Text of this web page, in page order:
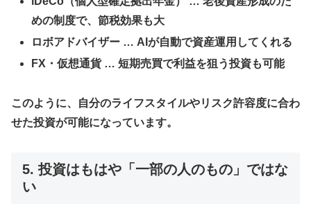
めの制度で、節税効果も大
ロボアドバイザー … AIが自動で資産運用してくれる
FX・仮想通貨… 短期売買で利益を狙う投資も可能
このように、自分のライフスタイルやリスク許容度に合わ
せた投資が可能になっています。
5. 投資はもはや「一部の人のもの」ではな
い